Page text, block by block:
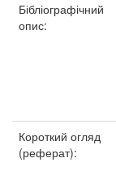
Бібліографічний
опис:
Короткий огляд
(реферат):